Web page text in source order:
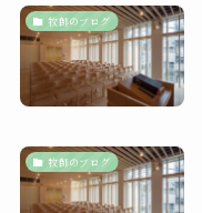
牧師のブログ
牧師のブログ